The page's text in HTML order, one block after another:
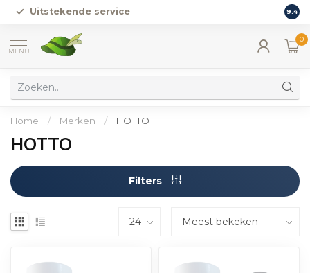
Uitstekende service 9.4
MENU
0
Home / Merken / HOTTO
HOTTO
Filters